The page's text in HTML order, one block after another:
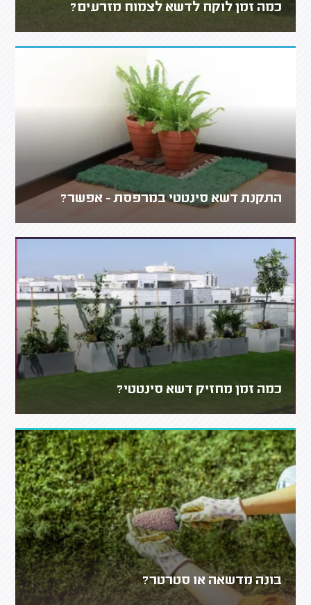
כמה זמן לוקח לדשא לצמוח מזרעים?
התקנת דשא סינטטי במרפסת - אפשר?
כמה זמן מחזיק דשא סינטטי?
בונה מדשאה או סטרטר?